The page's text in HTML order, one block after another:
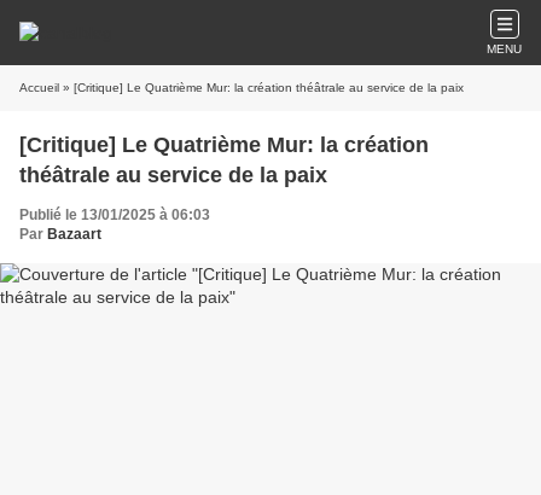
MENU
Accueil » [Critique] Le Quatrième Mur: la création théâtrale au service de la paix
[Critique] Le Quatrième Mur: la création
théâtrale au service de la paix
Publié le 13/01/2025 à 06:03
Par Bazaart